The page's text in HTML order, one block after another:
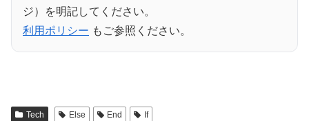
ジ）を明記してください。
利用ポリシー もご参照ください。
Tech Else End If